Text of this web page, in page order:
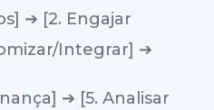
➔ [2. Engajar
Integrar] ➔
➔ [5. Analisar